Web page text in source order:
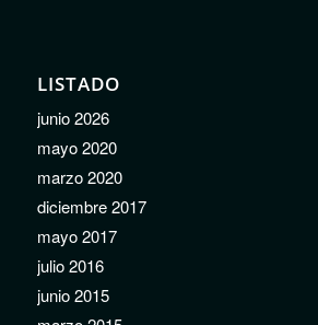
LISTADO
junio 2026
mayo 2020
marzo 2020
diciembre 2017
mayo 2017
julio 2016
junio 2015